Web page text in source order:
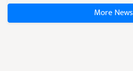
More News